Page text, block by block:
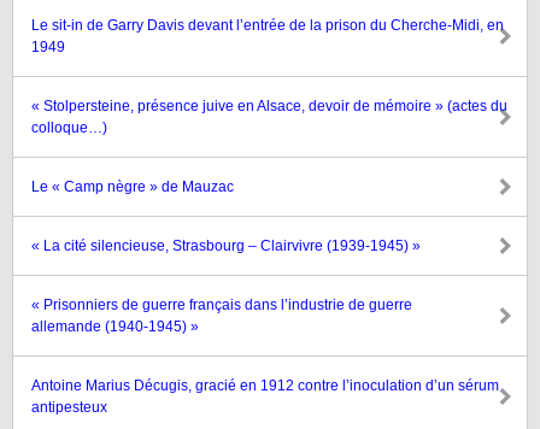
Le sit-in de Garry Davis devant l’entrée de la prison du Cherche-Midi, en
1949
« Stolpersteine, présence juive en Alsace, devoir de mémoire » (actes du
colloque…)
Le « Camp nègre » de Mauzac
« La cité silencieuse, Strasbourg – Clairvivre (1939-1945) »
« Prisonniers de guerre français dans l’industrie de guerre
allemande (1940-1945) »
Antoine Marius Décugis, gracié en 1912 contre l’inoculation d’un sérum
antipesteux